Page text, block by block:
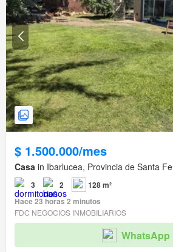
$ 1.500.000/mes
Casa in Ibarlucea, Provincia de Santa Fe
3 2
128 m²
Hace 23 horas 2 minutos
FDC NEGOCIOS INMOBILIARIOS
WhatsApp